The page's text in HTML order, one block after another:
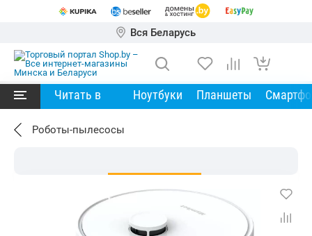
Вся Беларусь
Читать в Ноутбуки Планшеты
Роботы-пылесосы